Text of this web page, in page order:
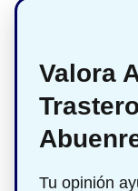
Valora
Tu opinión